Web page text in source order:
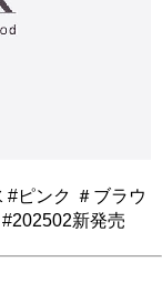
#ピンク ＃ブラウ
新発売